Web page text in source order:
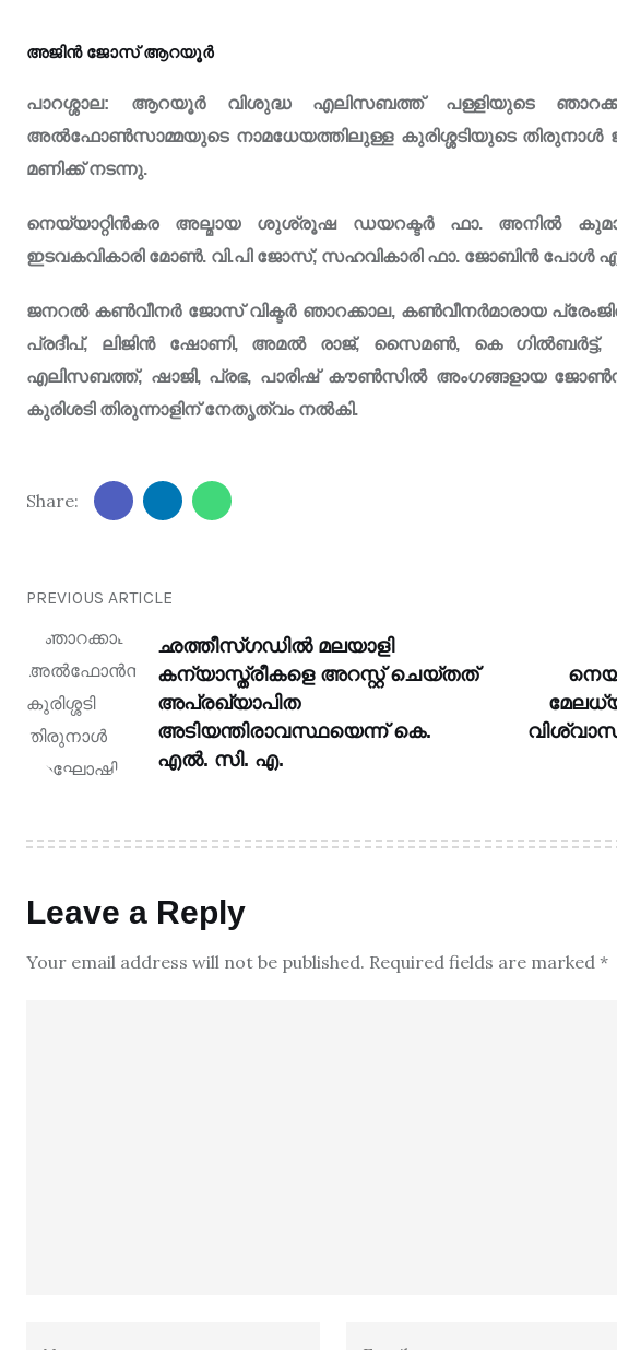
അജിൻ ജോസ് ആറയൂർ
പാറശ്ശാല: ആറയൂർ വിശുദ്ധ എലിസബത്ത് പള്ളിയുടെ
അൽഫോൺസാമ്മയുടെ നാമധേയത്തിലുള്ള കുരിശ്ശടിയുടെ തിരുനാൾ
മണിക്ക് നടന്നു.
നെയ്യാറ്റിൻകര അല്മായ ശുശ്രൂഷ ഡയറക്ടർ ഫാ. അനിൽ കുമാർ
ഇടവകവികാരി മോൺ. വി.പി ജോസ്, സഹവികാരി ഫാ. ജോബിൻ പോൾ
ജനറൽ കൺവീനർ ജോസ് വിക്ടർ ഞാറക്കാല, കൺവീനർമാരായ
പ്രദീപ്, ലിജിൻ ഷോണി, അമൽ രാജ്, സൈമൺ, കെ ഗിൽബർട്ട്,
എലിസബത്ത്, ഷാജി, പ്രഭ, പാരിഷ് കൗൺസിൽ അംഗങ്ങളായ
കുരിശടി തിരുന്നാളിന് നേതൃത്വം നൽകി.
Share:
PREVIOUS ARTICLE
ഛത്തീസ്‌ഗഡിൽ മലയാളി
കന്യാസ്ത്രീകളെ അറസ്റ്റ് ചെയ്തത്
അപ്രഖ്യാപിത
അടിയന്തിരാവസ്ഥയെന്ന് കെ.
എൽ. സി. എ.
Leave a Reply
Your email address will not be published. Required fields are marked *